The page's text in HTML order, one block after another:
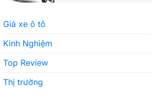
Giá xe ô tô
Kinh Nghiệm
Top Review
Thị trường